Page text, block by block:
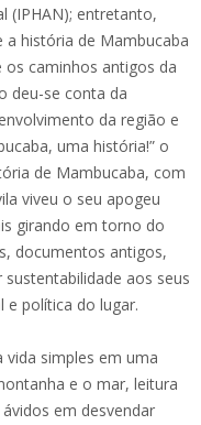
(IPHAN); entretanto,
história de Mambucaba
os caminhos antigos da
deu-se conta da
da região e
uma história!” o
de Mambucaba, com
viveu o seu apogeu
girando em torno do
documentos antigos,
aos seus
e política do lugar.
simples em uma
e o mar, leitura
em desvendar